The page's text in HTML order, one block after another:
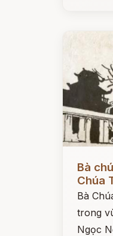
Bà
Chúa
Bà
trong
Ngọc